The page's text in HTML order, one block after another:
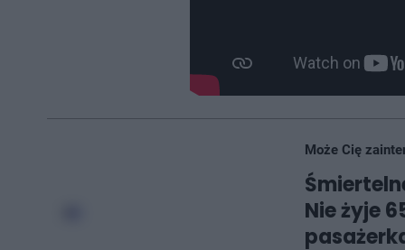
Może Cię
Nie żyje